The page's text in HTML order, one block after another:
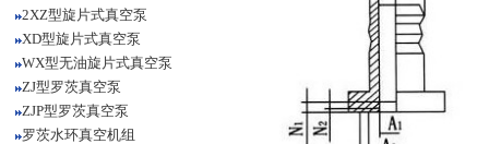
2XZ型旋片式真空泵
XD型旋片式真空泵
WX型无油旋片式真空泵
ZJ型罗茨真空泵
ZJP型罗茨真空泵
罗茨水环真空机组